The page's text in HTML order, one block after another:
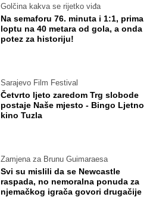
Golčina kakva se rijetko viđa
Na semaforu 76. minuta i 1:1, prima
loptu na 40 metara od gola, a onda
potez za historiju!
Sarajevo Film Festival
Četvrto ljeto zaredom Trg slobode
postaje Naše mjesto - Bingo Ljetno
kino Tuzla
Zamjena za Brunu Guimaraesa
Svi su mislili da se Newcastle
raspada, no nemoralna ponuda za
njemačkog igrača govori drugačije